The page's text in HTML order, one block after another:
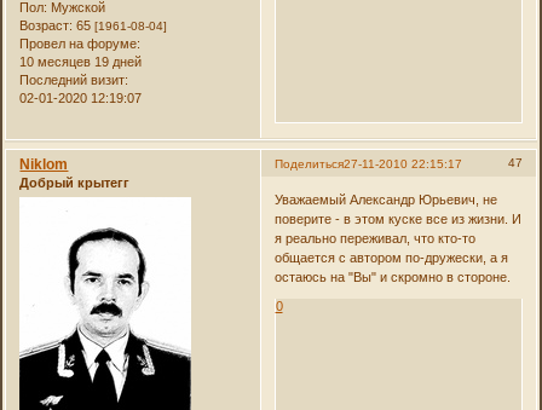
Пол: Мужской
Возраст: 65[1961-08-04]
Провел на форуме:
10 месяцев 19 дней
Последний визит:
02-01-2020 12:19:07
Поделиться 47
27-11-2010 22:15:17
Niklom
Добрый крытегг
Уважаемый Александр Юрьевич, не
поверите - в этом куске все из жизни. И
я реально переживал, что кто-то
общается с автором по-дружески, а я
остаюсь на "Вы" и скромно в стороне.
0